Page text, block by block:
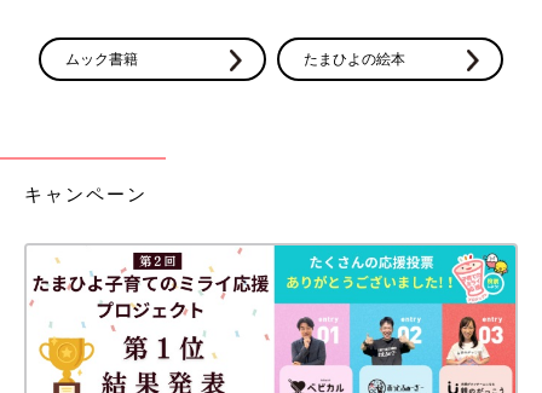
ムック書籍 たまひよの絵本
キャンペーン